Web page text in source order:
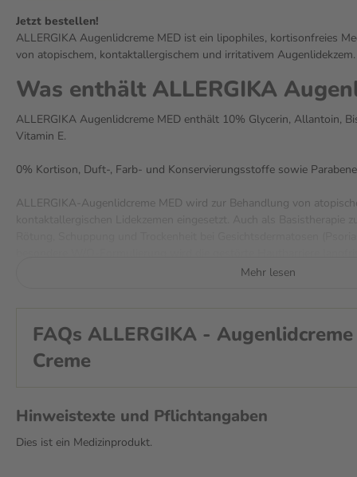
Jetzt bestellen!
ALLERGIKA Augenlidcreme MED ist ein lipophiles, kortisonfreies
von atopischem, kontaktallergischem und irritativem Augenlidekzem.
Was enthält ALLERGIKA
ALLERGIKA Augenlidcreme MED enthält 10% Glycerin, Allantoin,
Vitamin E.
0% Kortison, Duft-, Farb- und Konservierungsstoffe sowie
ALLERGIKA-Augenlidcreme MED wird zur Behandlung von
Rötungen werden reduziert. ALLERGIKA-Augenlidcreme MED kann
Wie wird ALLERGIKA Augenlidcreme
angewendet?
abends verwenden. Vermeide die Anwendung auf feuchten
Mehr lesen
FAQs ALLERGIKA -
Creme
Hinweistexte und Pflichtangaben
Dies ist ein Medizinprodukt.